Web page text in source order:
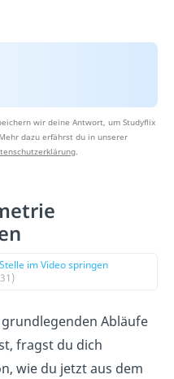
wir deine Antwort, um Studyflix
dazu erfährst du in unserer
.
im Video springen
Abläufe
fragst du dich
wie du jetzt aus dem